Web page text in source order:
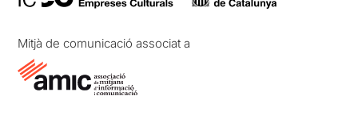
Mitjà de comunicació associat a